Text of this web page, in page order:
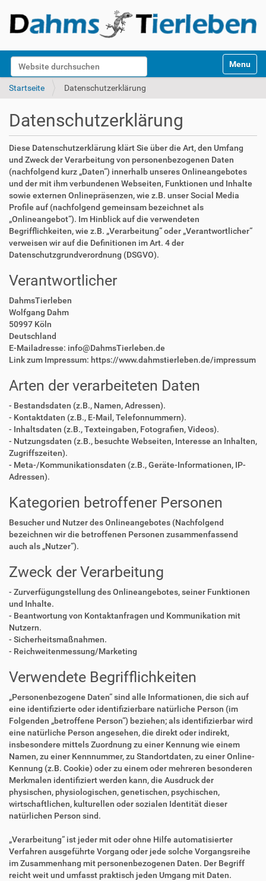
Website durchsuchen
k
Toggle
Startseite Datenschutzerklärung
Datenschutzerklärung
Diese Datenschutzerklärung klärt Sie über die Art, den Umfang
und Zweck der Verarbeitung von personenbezogenen Daten
(nachfolgend kurz „Daten“) innerhalb unseres Onlineangebotes
und der mit ihm verbundenen Webseiten, Funktionen und Inhalte
sowie externen Onlinepräsenzen, wie z.B. unser Social Media
Profile auf (nachfolgend gemeinsam bezeichnet als
„Onlineangebot“). Im Hinblick auf die verwendeten
Begrifflichkeiten, wie z.B. „Verarbeitung“ oder „Verantwortlicher“
verweisen wir auf die Definitionen im Art. 4 der
Datenschutzgrundverordnung (DSGVO).
Verantwortlicher
DahmsTierleben
Wolfgang Dahm
50997 Köln
Deutschland
E-Mailadresse: info@DahmsTierleben.de
Link zum Impressum: https://www.dahmstierleben.de/impressum
Arten der verarbeiteten Daten
- Bestandsdaten (z.B., Namen, Adressen).
- Kontaktdaten (z.B., E-Mail, Telefonnummern).
- Inhaltsdaten (z.B., Texteingaben, Fotografien, Videos).
- Nutzungsdaten (z.B., besuchte Webseiten, Interesse an Inhalten,
Zugriffszeiten).
- Meta-/Kommunikationsdaten (z.B., Geräte-Informationen, IP-
Adressen).
Kategorien betroffener Personen
Besucher und Nutzer des Onlineangebotes (Nachfolgend
bezeichnen wir die betroffenen Personen zusammenfassend
auch als „Nutzer“).
Zweck der Verarbeitung
- Zurverfügungstellung des Onlineangebotes, seiner Funktionen
und Inhalte.
- Beantwortung von Kontaktanfragen und Kommunikation mit
Nutzern.
- Sicherheitsmaßnahmen.
- Reichweitenmessung/Marketing
Verwendete Begrifflichkeiten
„Personenbezogene Daten“ sind alle Informationen, die sich auf
eine identifizierte oder identifizierbare natürliche Person (im
Folgenden „betroffene Person“) beziehen; als identifizierbar wird
eine natürliche Person angesehen, die direkt oder indirekt,
insbesondere mittels Zuordnung zu einer Kennung wie einem
Namen, zu einer Kennnummer, zu Standortdaten, zu einer Online-
Kennung (z.B. Cookie) oder zu einem oder mehreren besonderen
Merkmalen identifiziert werden kann, die Ausdruck der
physischen, physiologischen, genetischen, psychischen,
wirtschaftlichen, kulturellen oder sozialen Identität dieser
natürlichen Person sind.
„Verarbeitung“ ist jeder mit oder ohne Hilfe automatisierter
Verfahren ausgeführte Vorgang oder jede solche Vorgangsreihe
im Zusammenhang mit personenbezogenen Daten. Der Begriff
reicht weit und umfasst praktisch jeden Umgang mit Daten.